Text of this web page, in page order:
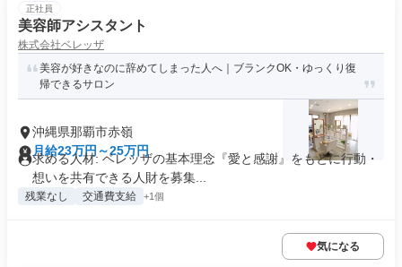
正社員
美容師アシスタント
株式会社ベレッザ
美容が好きなのに辞めてしまった人へ｜ブランクOK・ゆっくり復
帰できるサロン
沖縄県那覇市赤嶺
月給23万円～25万円
求める人材: ベレッザの基本理念『愛と感謝』をもとに行動・
想いを共有できる人財を募集...
残業なし 交通費支給 +1個
気になる